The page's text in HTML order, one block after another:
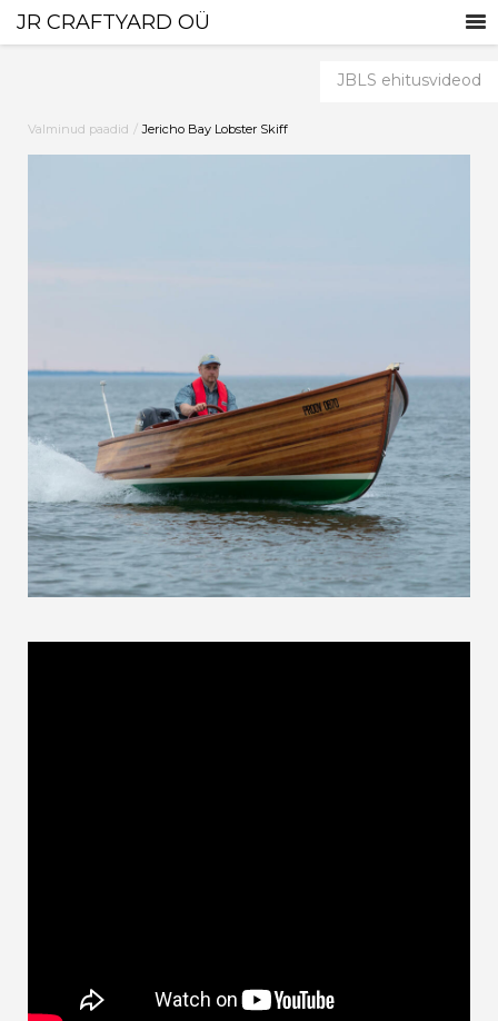
JR CRAFTYARD OÜ
JBLS ehitusvideod
Valminud paadid / Jericho Bay Lobster Skiff